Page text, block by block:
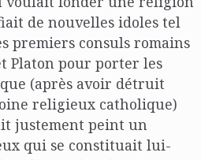
de nouvelles idoles tel
premiers consuls romains
Platon pour porter les
(après avoir détruit
religieux catholique)
justement peint un
qui se constituait lui-